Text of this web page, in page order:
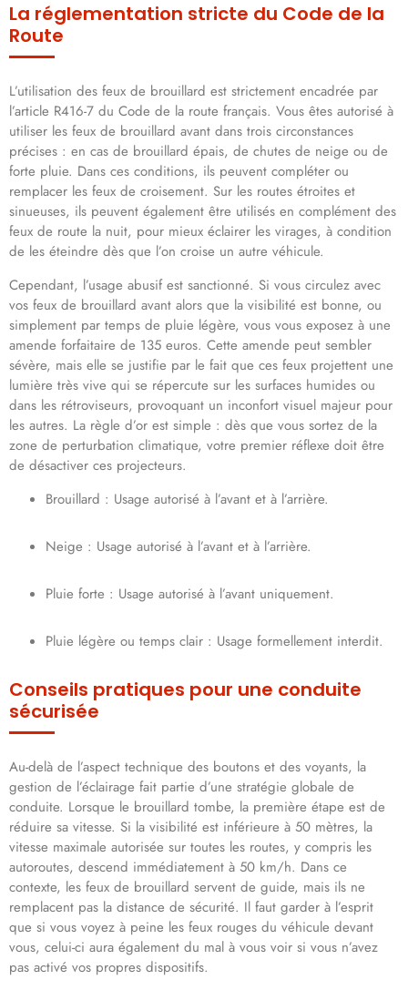
La réglementation stricte du Code de la
Route
L’utilisation des feux de brouillard est strictement encadrée par
l’article R416-7 du Code de la route français. Vous êtes autorisé à
utiliser les feux de brouillard avant dans trois circonstances
précises : en cas de brouillard épais, de chutes de neige ou de
forte pluie. Dans ces conditions, ils peuvent compléter ou
remplacer les feux de croisement. Sur les routes étroites et
sinueuses, ils peuvent également être utilisés en complément des
feux de route la nuit, pour mieux éclairer les virages, à condition
de les éteindre dès que l’on croise un autre véhicule.
Cependant, l’usage abusif est sanctionné. Si vous circulez avec
vos feux de brouillard avant alors que la visibilité est bonne, ou
simplement par temps de pluie légère, vous vous exposez à une
amende forfaitaire de 135 euros. Cette amende peut sembler
sévère, mais elle se justifie par le fait que ces feux projettent une
lumière très vive qui se répercute sur les surfaces humides ou
dans les rétroviseurs, provoquant un inconfort visuel majeur pour
les autres. La règle d’or est simple : dès que vous sortez de la
zone de perturbation climatique, votre premier réflexe doit être
de désactiver ces projecteurs.
Brouillard : Usage autorisé à l’avant et à l’arrière.
Neige : Usage autorisé à l’avant et à l’arrière.
Pluie forte : Usage autorisé à l’avant uniquement.
Pluie légère ou temps clair : Usage formellement interdit.
Conseils pratiques pour une conduite
sécurisée
Au-delà de l’aspect technique des boutons et des voyants, la
gestion de l’éclairage fait partie d’une stratégie globale de
conduite. Lorsque le brouillard tombe, la première étape est de
réduire sa vitesse. Si la visibilité est inférieure à 50 mètres, la
vitesse maximale autorisée sur toutes les routes, y compris les
autoroutes, descend immédiatement à 50 km/h. Dans ce
contexte, les feux de brouillard servent de guide, mais ils ne
remplacent pas la distance de sécurité. Il faut garder à l’esprit
que si vous voyez à peine les feux rouges du véhicule devant
vous, celui-ci aura également du mal à vous voir si vous n’avez
pas activé vos propres dispositifs.